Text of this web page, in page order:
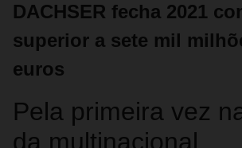
DACHSER fecha 2021
superior a sete mil
euros
Pela primeira vez
da multinacional